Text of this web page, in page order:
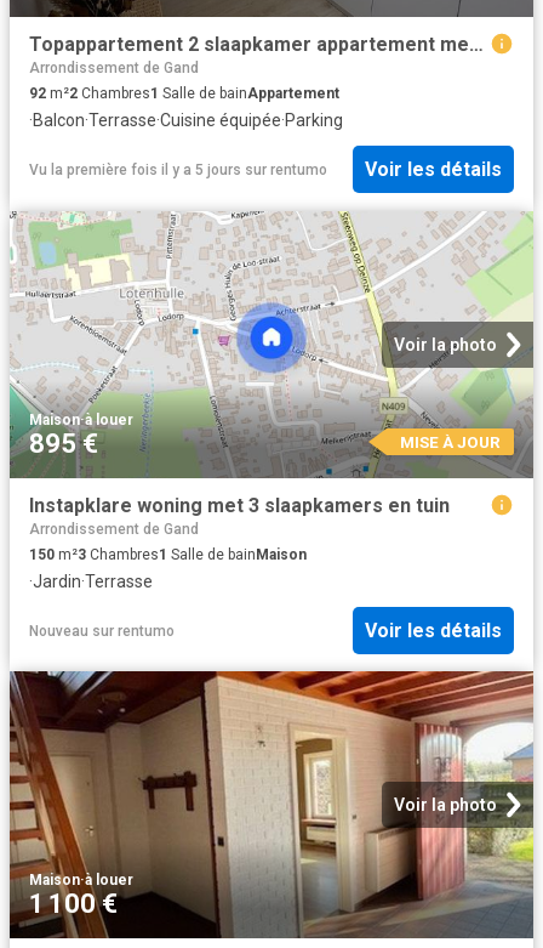
Topappartement 2 slaapkamer appartement met garage in hartje Aalter
Arrondissement de Gand
92 m²2 Chambres1 Salle de bainAppartement
·Balcon·Terrasse·Cuisine équipée·Parking
Vu la première fois il y a 5 jours sur rentumo Voir les détails
Voir la photo
Maison·à louer
895 € MISE À JOUR
Instapklare woning met 3 slaapkamers en tuin
Arrondissement de Gand
150 m²3 Chambres1 Salle de bainMaison
·Jardin·Terrasse
Nouveau sur rentumo Voir les détails
Voir la photo
Maison·à louer
1 100 €